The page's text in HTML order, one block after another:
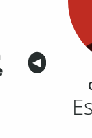
Anterior
◀︎